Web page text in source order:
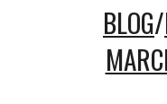
BLOG/